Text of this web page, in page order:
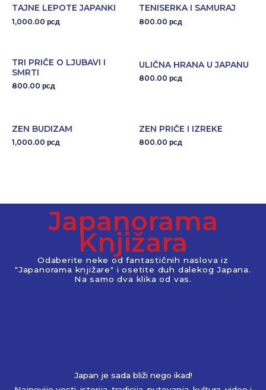
TAJNE LEPOTE JAPANKI
1,000.00 рсд
TENISERKA I SAMURAJ
800.00 рсд
TRI PRIČE O LJUBAVI I
SMRTI
800.00 рсд
ULIČNA HRANA U JAPANU
800.00 рсд
ZEN BUDIZAM
1,000.00 рсд
ZEN PRIČE I IZREKE
800.00 рсд
Japanorama
Knjižara
Odaberite neke od fantastičnih naslova iz
"Japanorama knjižare" i osetite duh dalekog Japana.
Na samo dva klika od vas.
Japan je sada bliži nego ikad!